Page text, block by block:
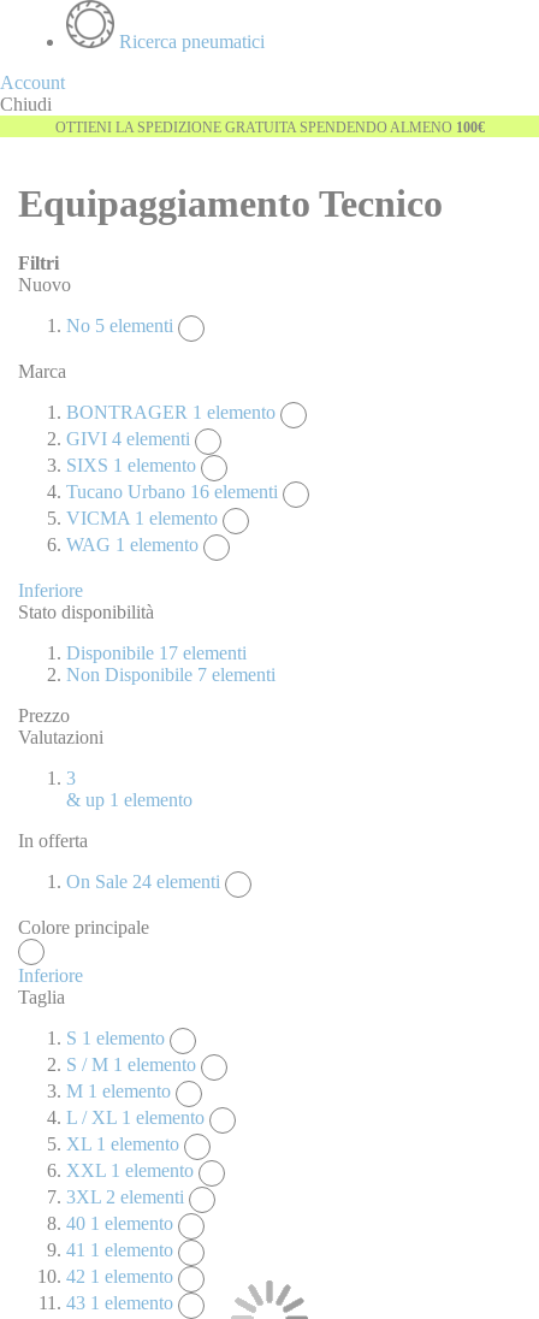
Ricerca pneumatici
Account
Chiudi
OTTIENI LA SPEDIZIONE GRATUITA SPENDENDO ALMENO 100€
Equipaggiamento Tecnico
Filtri
Nuovo
No 5 elementi
Marca
BONTRAGER 1 elemento
GIVI 4 elementi
SIXS 1 elemento
Tucano Urbano 16 elementi
VICMA 1 elemento
WAG 1 elemento
Inferiore
Stato disponibilità
Disponibile 17 elementi
Non Disponibile 7 elementi
Prezzo
Valutazioni
3
& up 1 elemento
In offerta
On Sale 24 elementi
Colore principale
Inferiore
Taglia
S 1 elemento
S / M 1 elemento
M 1 elemento
L / XL 1 elemento
XL 1 elemento
XXL 1 elemento
3XL 2 elementi
40 1 elemento
41 1 elemento
42 1 elemento
43 1 elemento